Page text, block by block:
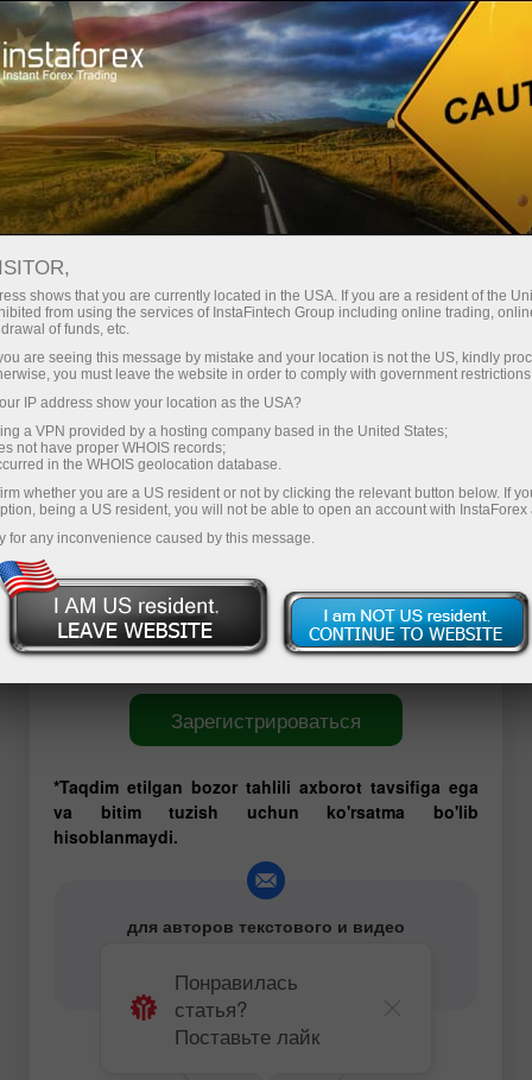
Treyderlar uchun Форекс аналитика
Foreks-sharhlar
24.03.2025 17:05
Стоит ли сегодня приступать к
торговле?
Если вас мучают такие сомнения – заручитесь перед
выходом на рынок экспертным мнением. В нашей
команде есть трейдеры, имеющие многолетний и
успешный опыт торговли на Форекс. Они всегда
готовы поделиться своими профессиональными
наработками и эффективными торговыми
рекомендациями.
Зарегистрироваться
*Taqdim etilgan bozor tahlili axborot tavsifiga ega
va bitim tuzish uchun ko'rsatma bo'lib
hisoblanmaydi.
для авторов текстового и видео
content-authors@instaforex.com
Понравилась
статья?
Поставьте лайк
shows that you are currently located in the USA. If you are a resident of the
from using the services of InstaFintech Group including online trading,
of funds, etc.
are seeing this message by mistake and your location is not the US, kindly
you must leave the website in order to comply with government
IP address show your location as the USA?
a VPN provided by a hosting company based in the United States;
not have proper WHOIS records;
in the WHOIS geolocation database.
whether you are a US resident or not by clicking the relevant button below. If
being a US resident, you will not be able to open an account with InstaForex
for any inconvenience caused by this message.